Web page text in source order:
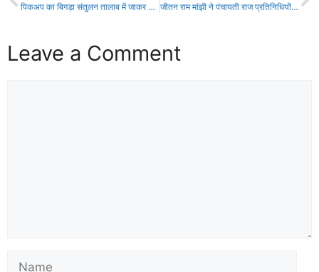
पिकअप का बिगड़ा संतुलन तालाब में जाकर गिरा! जीतन राम मांझी ने पंचायती राज प्रतिनिधियों का कार्यकाल 6 महीने बढ़ाने की अपील की!
Leave a Comment